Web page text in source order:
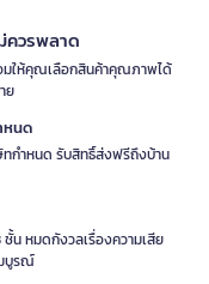
ควรพลาด
มให้คุณเลือกสินค้าคุณภาพได้
ย
หนด
กำหนด รับสิทธิ์ส่งฟรีถึงบ้าน
น หมดกังวลเรื่องความเสีย
บูรณ์